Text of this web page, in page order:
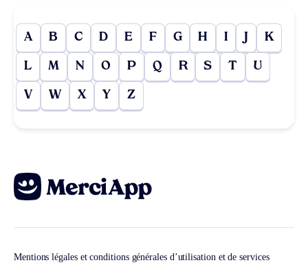
A B C D E F G H I J K
L M N O P Q R S T U
V W X Y Z
Mentions légales et conditions générales d’utilisation et de services